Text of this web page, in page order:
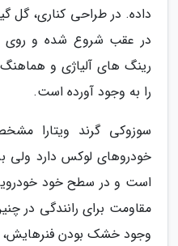
داده. در طراحی کناری، گل
در عقب شروع شده و روی
رینگ های آلیاژی و
را به وجود آورده است.
سوزوکی گرند ویتارا
خودروهای لوکس دارد ولی
است و در سطح خود
مقاومت برای رانندگی در
وجود خشک بودن